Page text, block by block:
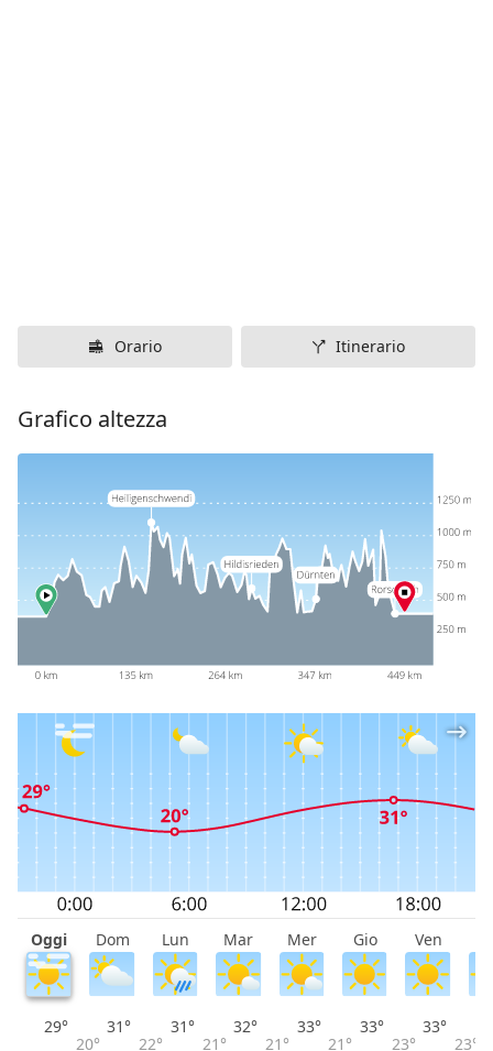
Orario Itinerario
Grafico altezza
Oggi Dom Lun Mar Mer Gio Ven
29°
20°
31°
22°
31°
21°
32°
21°
33°
21°
33°
23°
33°
23°